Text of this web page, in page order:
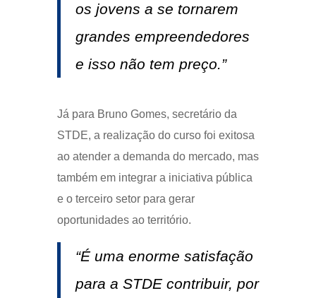
os jovens a se tornarem
grandes empreendedores
e isso não tem preço.”
Já para Bruno Gomes, secretário da
STDE, a realização do curso foi exitosa
ao atender a demanda do mercado, mas
também em integrar a iniciativa pública
e o terceiro setor para gerar
oportunidades ao território.
“É uma enorme satisfação
para a STDE contribuir, por